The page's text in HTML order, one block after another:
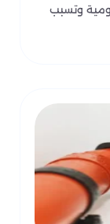
وتسبب